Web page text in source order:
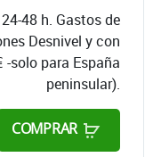
48 h. Gastos de
Desnivel y con
-solo para España
peninsular).
COMPRAR